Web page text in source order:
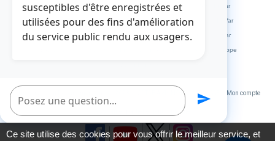
L'abbaye de La Celle L'HDE Var Visitvar La MDPH du Var
Archives départementales du Var Muséum départemental du Var
Le site des collèges du Var Le site des marchés publics du Var
Service Europe
VOTRE AVIS NOUS INTERESSE Mon compte
Accessibilité : partiellement conforme
susceptibles d'être enregistrées et
utilisées pour des fins d'amélioration
du service public rendu aux usagers.
Poser une question send
Ce site utilise des cookies pour vous offrir le meilleur service, et